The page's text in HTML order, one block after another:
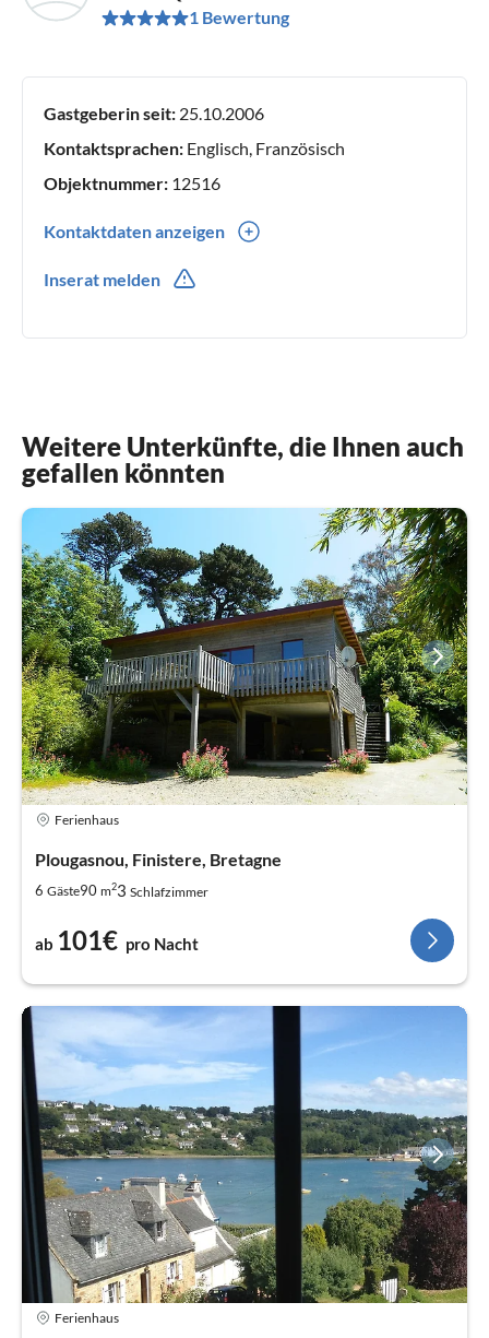
1 Bewertung
Gastgeberin seit: 25.10.2006
Kontaktsprachen: Englisch, Französisch
Objektnummer: 12516
Kontaktdaten anzeigen
Inserat melden
Weitere Unterkünfte, die Ihnen auch
gefallen könnten
Ferienhaus
Plougasnou, Finistere, Bretagne
6 Gäste90 m23 Schlafzimmer
ab 101€ pro Nacht
Ferienhaus